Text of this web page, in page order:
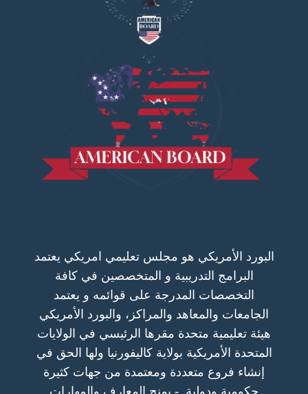
البورد الأمريكي هو مجلس تعليمي امريكي يعتمد
البرامج التدريبية و المتخصصين في كافة
التخصصات المدرجة على قوائمه و يعتمد
الجامعات والمعاهد والمراكز، والبورد الأمريكي
هيئة تعليمية متحدة مقرها الرئيسي في الولايات
المتحدة الأمريكية بولاية كاليفورنيا ولها الحق في
إنشاء فروع متعددة ومعتمدة من جهات كثيرة
حكومية ودولية. - يمنح المعارف والمهارات